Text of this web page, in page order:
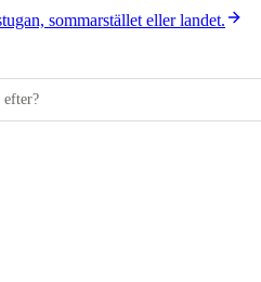
sommarstället eller landet.